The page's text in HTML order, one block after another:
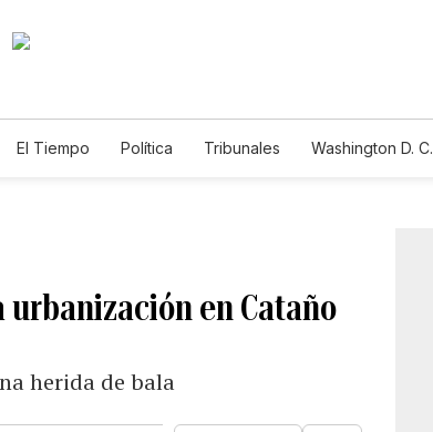
El Tiempo Política Tribunales Washington D. C.
en Cataño
herida de bala